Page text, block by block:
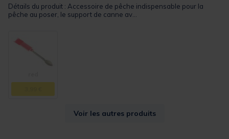
Détails du produit : Accessoire de pêche indispensable pour la
pêche au poser, le support de canne av...
Voir les autres produits